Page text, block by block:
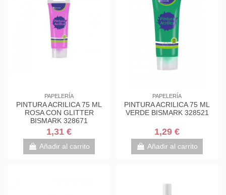
PAPELERÍA
PINTURA ACRILICA 75 ML
ROSA CON GLITTER
BISMARK 328671
1,31 €
Añadir al carrito
PAPELERÍA
PINTURA ACRILICA 75 ML
VERDE BISMARK 328521
1,29 €
Añadir al carrito